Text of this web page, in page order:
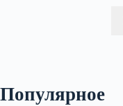
Популярное